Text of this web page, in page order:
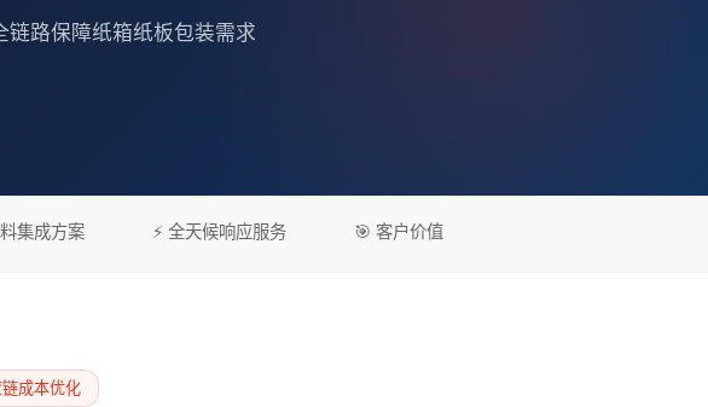
路保障纸箱纸板包装需求
集成方案 ⚡ 全天候响应服务 🎯 客户价值
成本优化